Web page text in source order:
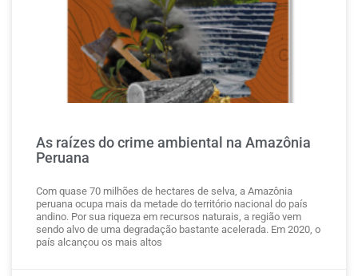
As raízes do crime ambiental na Amazônia
Peruana
Com quase 70 milhões de hectares de selva, a Amazônia
peruana ocupa mais da metade do território nacional do país
andino. Por sua riqueza em recursos naturais, a região vem
sendo alvo de uma degradação bastante acelerada. Em 2020, o
país alcançou os mais altos